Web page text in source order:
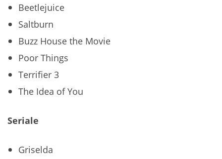
Beetlejuice
Saltburn
Buzz House the Movie
Poor Things
Terrifier 3
The Idea of You
Seriale
Griselda